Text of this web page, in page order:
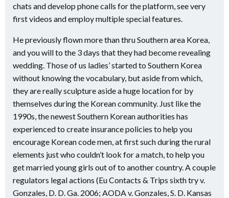
chats and develop phone calls for the platform, see very
first videos and employ multiple special features.
He previously flown more than thru Southern area Korea,
and you will to the 3 days that they had become revealing
wedding. Those of us ladies’ started to Southern Korea
without knowing the vocabulary, but aside from which,
they are really sculpture aside a huge location for by
themselves during the Korean community. Just like the
1990s, the newest Southern Korean authorities has
experienced to create insurance policies to help you
encourage Korean code men, at first such during the rural
elements just who couldn’t look for a match, to help you
get married young girls out of to another country. A couple
regulators legal actions (Eu Contacts & Trips sixth try v.
Gonzales, D. D. Ga. 2006; AODA v. Gonzales, S. D. Kansas